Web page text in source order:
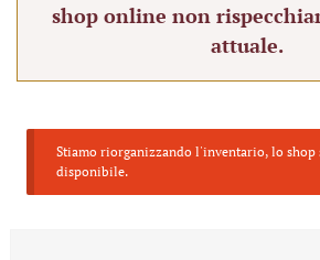
shop online non
attuale.
Stiamo riorganizzando l'inventario, lo shop
disponibile.